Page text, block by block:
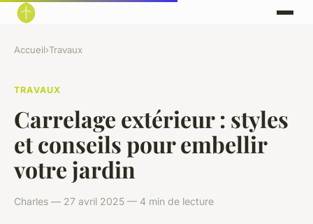
Accueil›Travaux
TRAVAUX
Carrelage extérieur : styles
et conseils pour embellir
votre jardin
Charles — 27 avril 2025 — 4 min de lecture